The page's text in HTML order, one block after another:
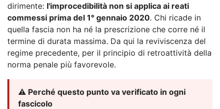
dirimente: l'improcedibilità non si applica ai reati
commessi prima del 1° gennaio 2020. Chi ricade in
quella fascia non ha né la prescrizione che corre né il
termine di durata massima. Da qui la reviviscenza del
regime precedente, per il principio di retroattività della
norma penale più favorevole.
⚠️ Perché questo punto va verificato in ogni
fascicolo